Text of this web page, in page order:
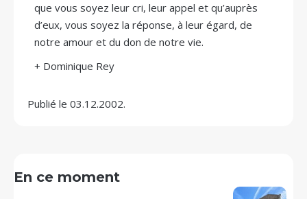
que vous soyez leur cri, leur appel et qu’auprès
d’eux, vous soyez la réponse, à leur égard, de
notre amour et du don de notre vie.
+ Dominique Rey
Publié le 03.12.2002.
En ce moment